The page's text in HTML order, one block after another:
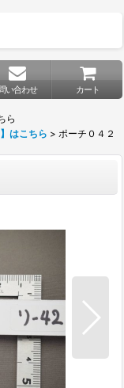
い合わせ カート
ら
はこちら > ポーチ０４２